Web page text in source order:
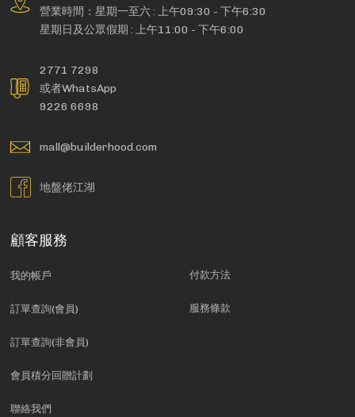
營業時間：星期一至六 : 上午09:30 - 下午6:30
星期日及公眾假期 : 上午11:00 - 下午6:00
2771 7298
或者WhatsApp
9226 6698
mall@builderhood.com
地盤佬江湖
顧客服務
我的帳戶
訂單查詢(會員)
訂單查詢(非會員)
會員積分回贈計劃
聯絡我們
付款方法
服務條款